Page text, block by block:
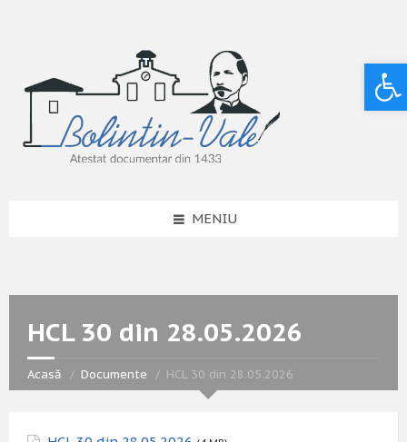
MENIU
HCL 30 din 28.05.2026
Acasă Documente HCL 30 din 28.05.2026
Deschide bara de unelte